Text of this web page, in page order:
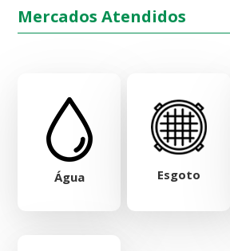
Mercados Atendidos
Água Esgoto